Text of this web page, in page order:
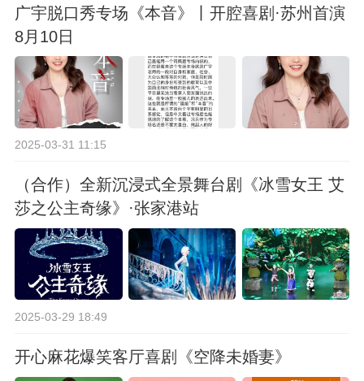
广宇脱口秀专场《本音》丨开腔喜剧·苏州首演
8月10日
2025-03-31 11:15
（合作）全新沉浸式全景舞台剧《冰雪女王 艾
莎之公主奇缘》·张家港站
2025-03-29 18:49
开心麻花爆笑客厅喜剧《空降未婚妻》